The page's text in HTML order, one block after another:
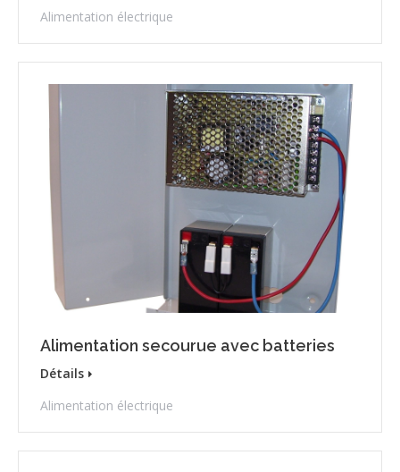
Alimentation électrique
Alimentation secourue avec batteries
Détails
Alimentation électrique